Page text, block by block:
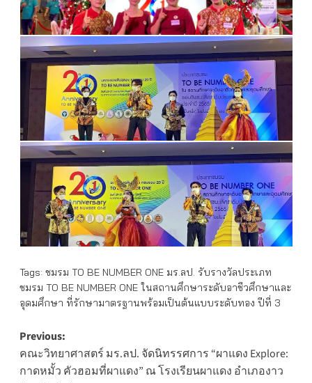
Tags: ชมรม TO BE NUMBER ONE มร.ลป. รับรางวัลประเภท
ชมรม TO BE NUMBER ONE ในสถานศึกษาระดับอาชีวศึกษาและ
อุดมศึกษา ที่รักษามาตรฐานพร้อมเป็นต้นแบบระดับทอง ปีที่ 3
Post
navigation
Previous:
คณะวิทยาศาสตร์ มร.ลป. จัดนิทรรศการ “ผาแดง Explore:
กาดหมั้ว คัวฮอมที่ผาแดง” ณ โรงเรียนผาแดง อำเภองาว